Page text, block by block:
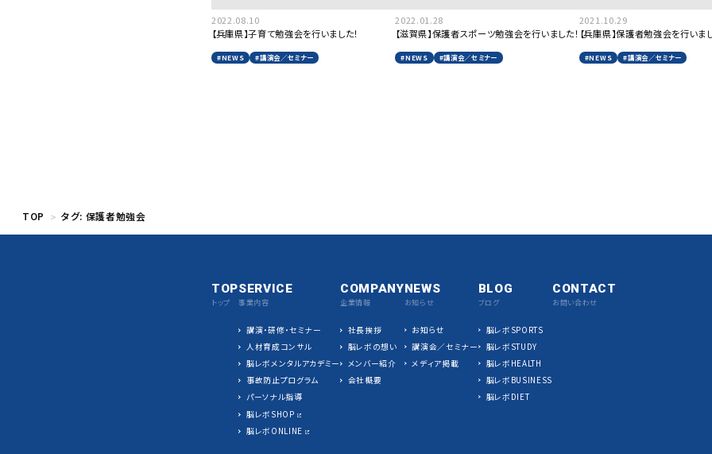
2022.08.10
【兵庫県】子育て勉強会を行いました！
#NEWS #講演会／セミナー
2022.01.28
【滋賀県】保護者スポーツ勉強会を行いました！
#NEWS #講演会／セミナー
2021.10.29
【兵庫県】保護者勉強会を行いまし
#NEWS #講演会／セミナー
TOP タグ: 保護者勉強会
TOP
トップ
SERVICE
事業内容
講演・研修・セミナー
人材育成コンサル
脳レボメンタルアカデミー
事故防止プログラム
パーソナル指導
脳レボSHOP
脳レボONLINE
COMPANY
企業情報
社長挨拶
脳レボの想い
メンバー紹介
会社概要
NEWS
お知らせ
お知らせ
講演会／セミナー
メディア掲載
BLOG
ブログ
脳レボSPORTS
脳レボSTUDY
脳レボHEALTH
脳レボBUSINESS
脳レボDIET
CONTACT
お問い合わせ